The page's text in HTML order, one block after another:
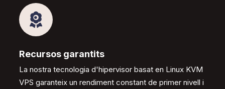
Recursos garantits
La nostra tecnologia d'hipervisor basat en Linux KVM
VPS garanteix un rendiment constant de primer nivell i